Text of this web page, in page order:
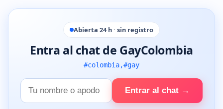
Abierta 24 h · sin registro
Entra al chat de GayColombia
#colombia,#gay
Tu
nombre
Entrar al chat →